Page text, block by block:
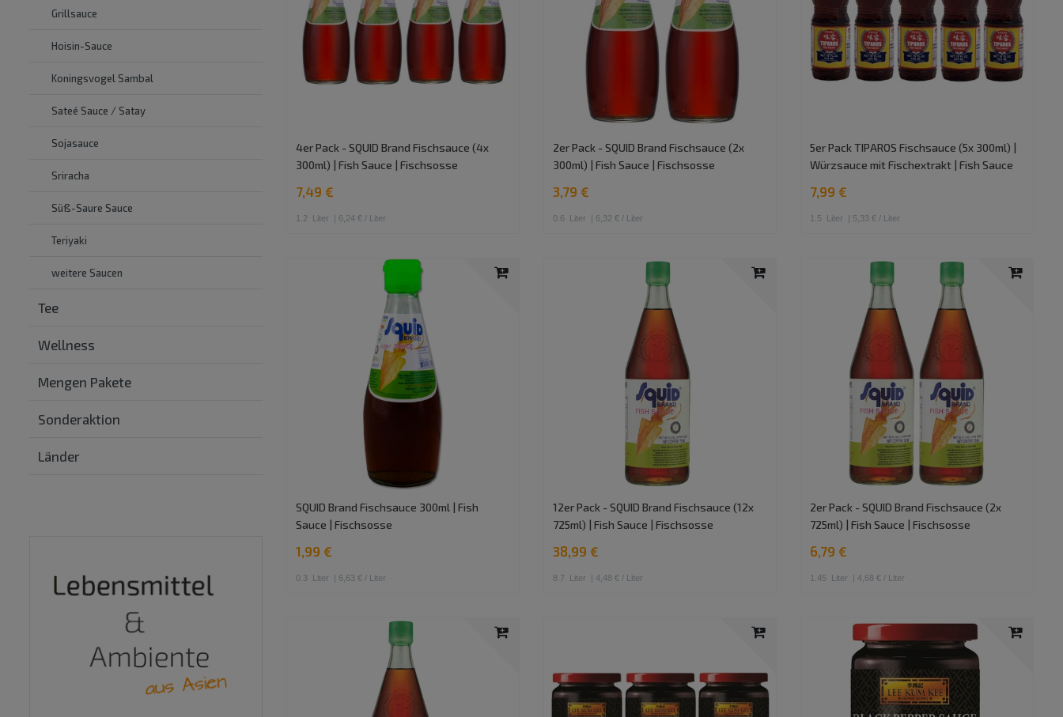
Grillsauce
Hoisin-Sauce
Koningsvogel Sambal
Sateé Sauce / Satay
Sojasauce
Sriracha
Süß-Saure Sauce
Teriyaki
weitere Saucen
Tee
Wellness
Mengen Pakete
Sonderaktion
Länder
4er Pack - SQUID Brand Fischsauce (4x
300ml) | Fish Sauce | Fischsosse
7,49 €
1.2 Liter | 6,24 € / Liter
2er Pack - SQUID Brand Fischsauce (2x
300ml) | Fish Sauce | Fischsosse
3,79 €
0.6 Liter | 6,32 € / Liter
5er Pack TIPAROS Fischsauce (5x 300ml) |
Würzsauce mit Fischextrakt | Fish Sauce
7,99 €
1.5 Liter | 5,33 € / Liter
SQUID Brand Fischsauce 300ml | Fish
Sauce | Fischsosse
1,99 €
0.3 Liter | 6,63 € / Liter
12er Pack - SQUID Brand Fischsauce (12x
725ml) | Fish Sauce | Fischsosse
38,99 €
8.7 Liter | 4,48 € / Liter
2er Pack - SQUID Brand Fischsauce (2x
725ml) | Fish Sauce | Fischsosse
6,79 €
1.45 Liter | 4,68 € / Liter